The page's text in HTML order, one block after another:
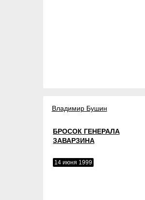
Владимир Бушин
БРОСОК ГЕНЕРАЛА
ЗАВАРЗИНА
14 июня 1999